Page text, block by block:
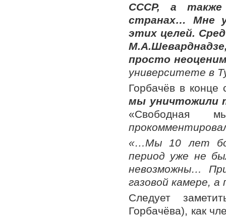
СССР, а также
странах… Мне
этих целей.
просто
университете в
Горбачёв в конце
мы уничтожили
«Свободная
«…Мы 10 лет
период уже не
невозможны…
газовой камере,
Следует
Горбачёва), как